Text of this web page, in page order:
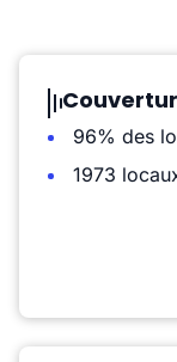
96% des
1973